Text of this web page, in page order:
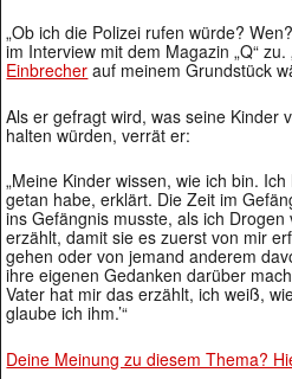
„Ob ich die Polizei rufen würde?
im Interview mit dem Magazin „Q“
Einbrecher auf meinem Grundstück
Als er gefragt wird, was seine Kinder
halten würden, verrät er:
„Meine Kinder wissen, wie ich bin.
getan habe, erklärt. Die Zeit im
ins Gefängnis musste, als ich
erzählt, damit sie es zuerst von mir
gehen oder von jemand anderem
ihre eigenen Gedanken darüber
Vater hat mir das erzählt, ich weiß,
glaube ich ihm.’“
Deine Meinung zu diesem Thema?